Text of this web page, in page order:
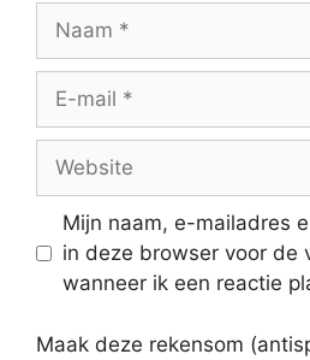
Naam
Website
Mijn naam, e-mailadres
in deze browser voor de
wanneer ik een reactie
Maak deze rekensom